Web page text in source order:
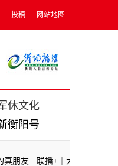
投稿 网站地图
休文化
衡阳号
联播+｜大国外交中为何屡次提